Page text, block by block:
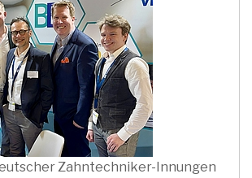
Zahntechniker-Innungen